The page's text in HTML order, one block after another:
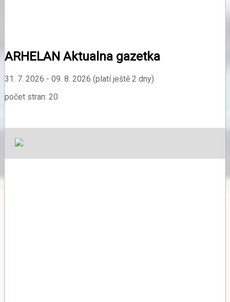
ARHELAN Aktualna gazetka
31. 7. 2026 - 09. 8. 2026 (platí ještě 2 dny)
počet stran: 20